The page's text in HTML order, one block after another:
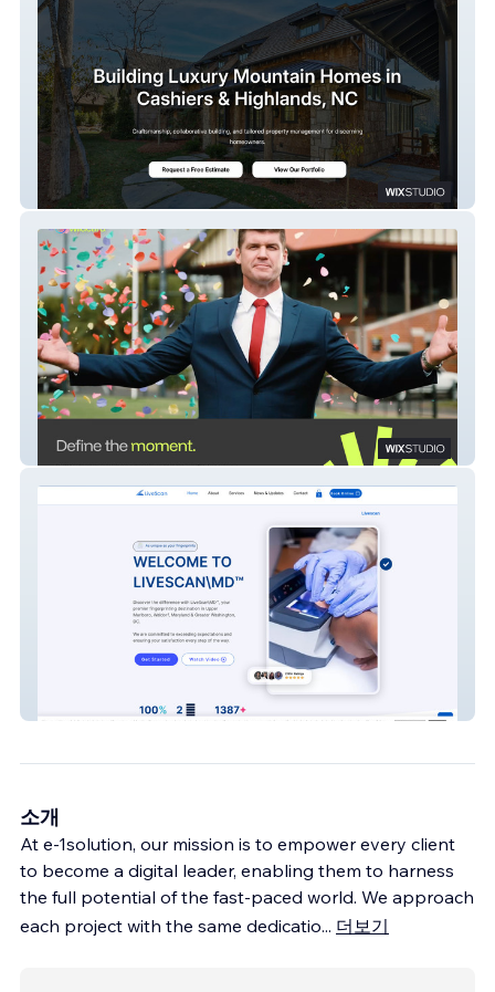
Snowbird Construction
TGI Wildcard
Livescan\MD
소개
At e-1solution, our mission is to empower every client
to become a digital leader, enabling them to harness
the full potential of the fast-paced world. We approach
each project with the same dedicatio... 더보기